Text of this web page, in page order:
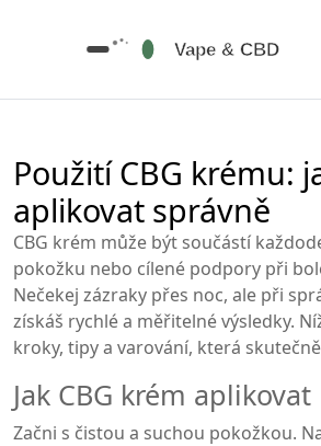
Použití CBG krému:
aplikovat správně
CBG krém může být součástí
pokožku nebo cílené podpory při
Nečekej zázraky přes noc, ale při
získáš rychlé a měřitelné výsledky.
kroky, tipy a varování, která
Jak CBG krém aplikovat
Začni s čistou a suchou pokožkou.